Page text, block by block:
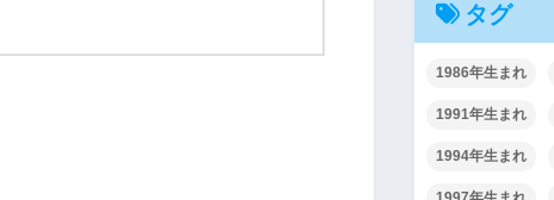
タグ
1986年生まれ
1991年生まれ
1994年生まれ